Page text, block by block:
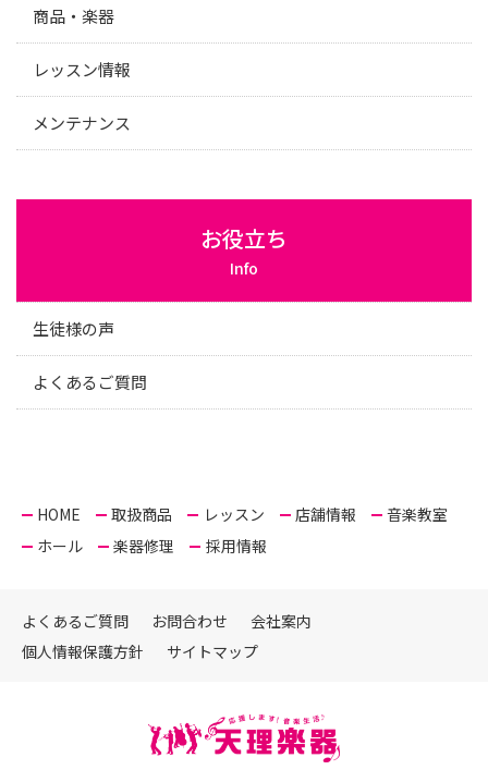
商品・楽器
レッスン情報
メンテナンス
お役立ち
Info
生徒様の声
よくあるご質問
HOME 取扱商品 レッスン 店舗情報
音楽教室
ホール
楽器修理 採用情報
よくあるご質問 お問合わせ
会社案内
個人情報保護方針
サイトマップ